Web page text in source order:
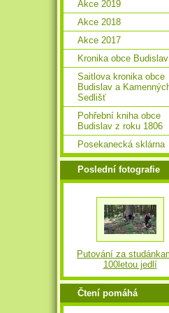
Akce 2019
Akce 2018
Akce 2017
Kronika obce Budislav
Saitlova kronika obce
Budislav a
Sedlišť
Pohřební kniha obce
Budislav z roku 1806
Posekanecká sklárna
Poslední fotografie
Putování za
100letou jedlí
Čtení pomáhá